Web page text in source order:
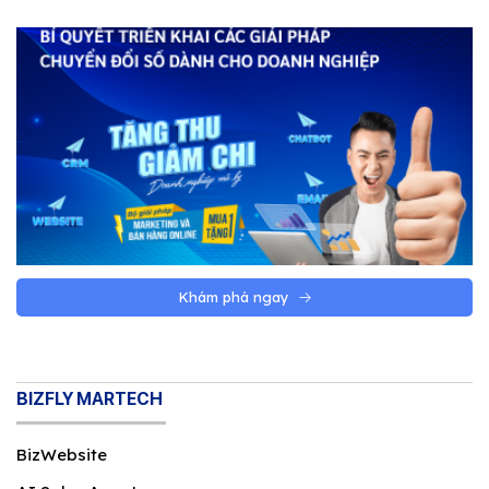
Doanh nghiệp nên chọn thiết kế website
theo yêu cầu khi website không chỉ là trang
giới thiệu, mà là một phần trong bán hàng,
marketing, chăm sóc khách hàng hoặc vận
hành. Nếu website càng liên quan đến quy
trình thật của doanh nghiệp, nhu cầu tùy
chỉnh càng đáng cân nhắc.
Khám phá ngay
BIZFLY MARTECH
BizWebsite